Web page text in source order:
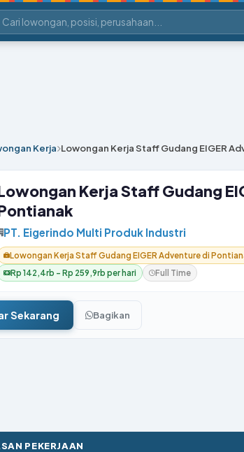
Kerja Lowongan Kerja Staff Gudang EIGER
Kerja Staff Gudang
PT. Eigerindo Multi Produk Industri
Lowongan Kerja Staff Gudang EIGER Adventure di
Rp 142,4rb – Rp 259,9rb per hari
Full Time
Sekarang Bagikan
PEKERJAAN